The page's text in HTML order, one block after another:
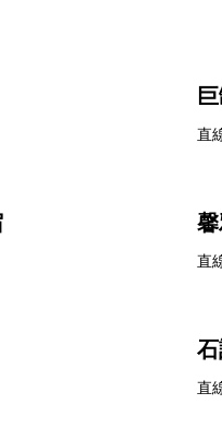
直
直
直